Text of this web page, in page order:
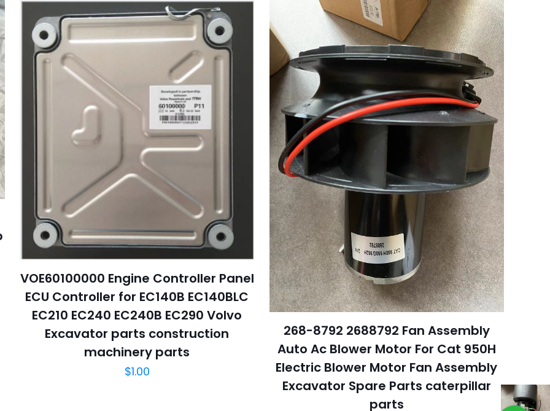
VOE60100000 Engine Controller Panel
ECU Controller for EC140B EC140BLC
EC210 EC240 EC240B EC290 Volvo
Excavator parts construction
machinery parts
$1.00
268-8792 2688792 Fan Assembly
Auto Ac Blower Motor For Cat 950H
Electric Blower Motor Fan Assembly
Excavator Spare Parts caterpillar
parts